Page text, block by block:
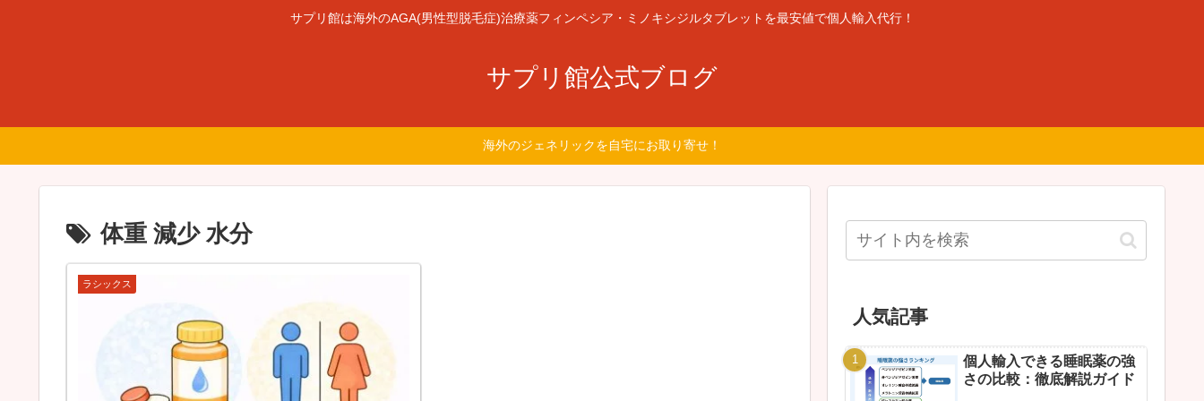
サプリ館は海外のAGA(男性型脱毛症)治療薬フィンペシア・ミノキシジルタブレットを最安値で個人輸入代行！
サプリ館公式ブログ
海外のジェネリックを自宅にお取り寄せ！
体重 減少 水分
ラシックス
人気記事
個人輸入できる睡眠薬の強
さの比較：徹底解説ガイド